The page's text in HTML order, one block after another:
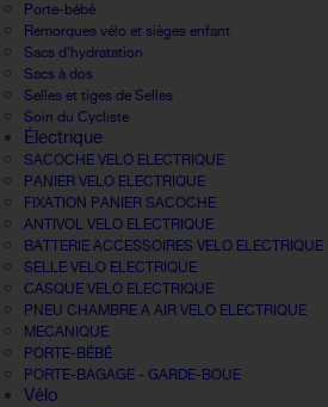
Porte-bébé
Remorques vélo et sièges enfant
Sacs d'hydratation
Sacs à dos
Selles et tiges de Selles
Soin du Cycliste
Électrique
SACOCHE VELO ELECTRIQUE
PANIER VELO ELECTRIQUE
FIXATION PANIER SACOCHE
ANTIVOL VELO ELECTRIQUE
BATTERIE ACCESSOIRES VELO ELECTRIQUE
SELLE VELO ELECTRIQUE
CASQUE VELO ELECTRIQUE
PNEU CHAMBRE A AIR VELO ELECTRIQUE
MECANIQUE
PORTE-BÉBÉ
PORTE-BAGAGE - GARDE-BOUE
Vélo